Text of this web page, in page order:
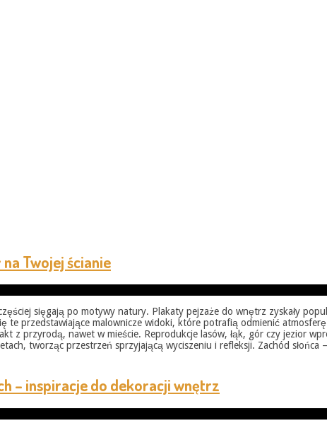
Twojej ścianie
sięgają po motywy natury. Plakaty pejzaże do wnętrz zyskały
te przedstawiające malownicze widoki, które potrafią odmienić
z przyrodą, nawet w mieście. Reprodukcje lasów, łąk, gór czy jezior
tworząc przestrzeń sprzyjającą wyciszeniu i refleksji. Zachód słońca
– inspiracje do dekoracji wnętrz